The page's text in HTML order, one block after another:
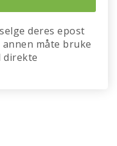
deres epost
måte bruke
direkte